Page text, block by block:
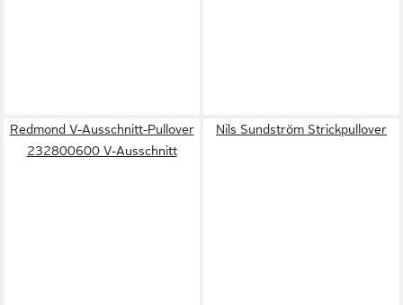
Redmond V-Ausschnitt-Pullover
232800600 V-Ausschnitt
Nils Sundström Strickpullover